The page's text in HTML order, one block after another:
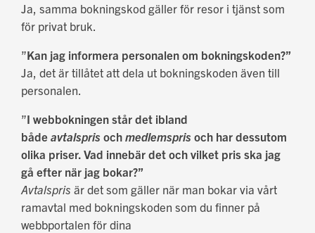
Ja, samma bokningskod gäller för resor i tjänst som
för privat bruk.
”Kan jag informera personalen om bokningskoden?”
Ja, det är tillåtet att dela ut bokningskoden även till
personalen.
”I webbokningen står det ibland
bådeavtalsprisochmedlemsprisoch har dessutom
olika priser. Vad innebär det och vilket pris ska jag
gå efter när jag bokar?”
Avtalspris är det som gäller när man bokar via vårt
ramavtal med bokningskoden som du finner på
webbportalen för dina